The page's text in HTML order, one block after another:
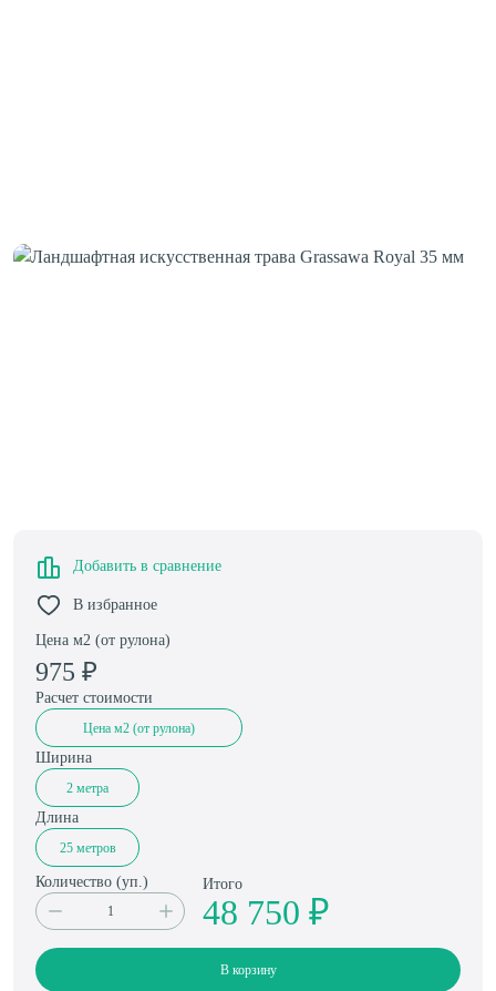
Цена м2 (от рулона)
975 ₽
Добавить в сравнение
В избранное
Расчет стоимости
Цена м2 (от рулона)
Ширина
2 метра
Длина
25 метров
Количество (уп.) Итого
48 750 ₽
В корзину